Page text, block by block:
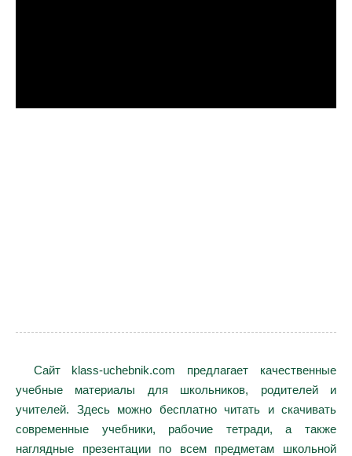
Сайт klass-uchebnik.com предлагает качественные
учебные материалы для школьников, родителей и
учителей. Здесь можно бесплатно читать и скачивать
современные учебники, рабочие тетради, а также
наглядные презентации по всем предметам школьной